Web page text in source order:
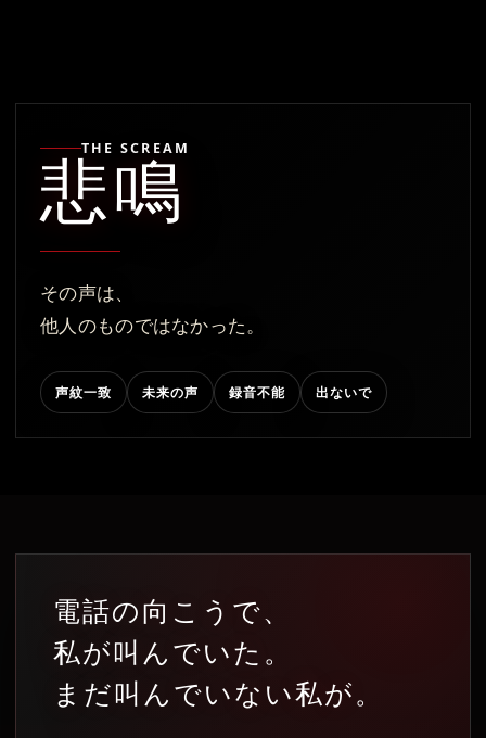
THE SCREAM
悲鳴
その声は、
他人のものではなかった。
声紋一致 未来の声 録音不能 出ないで
電話の向こうで、
私が叫んでいた。
まだ叫んでいない私が。